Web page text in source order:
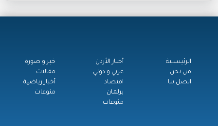
الرئيســية
من نحن
اتصل بنا
أخبار الأردن
عربي و دولي
اقتصاد
برلمان
منوعات
خبر و صورة
مقالات
أخبار رياضية
منوعات